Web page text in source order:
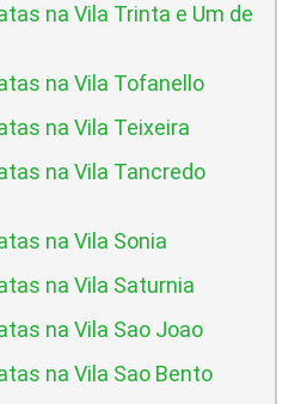
na Vila Trinta e Um de
na Vila Tofanello
na Vila Teixeira
na Vila Tancredo
na Vila Sonia
na Vila Saturnia
na Vila Sao Joao
na Vila Sao Bento